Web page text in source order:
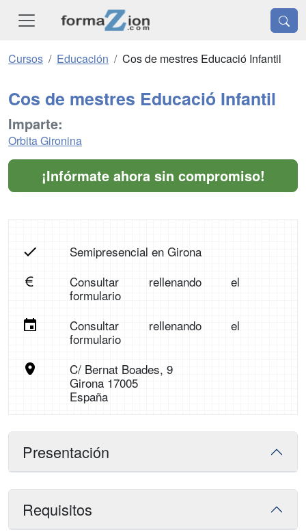
Cursos Educación Cos de mestres Educació Infantil
Cos de mestres Educació Infantil
Imparte:
Orbita Gironina
¡Infórmate ahora sin compromiso!
Semipresencial en Girona
Consultar rellenando el
formulario
Consultar rellenando el
formulario
C/ Bernat Boades, 9
Girona 17005
España
Presentación
Requisitos